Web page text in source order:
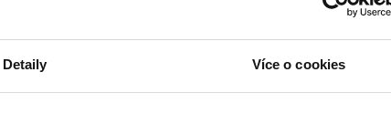
Detaily Více o cookies